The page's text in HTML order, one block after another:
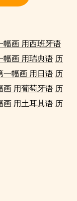
幅画 用西班牙语
幅画 用瑞典语 历
一幅画 用日语 历
画 用葡萄牙语 历
画 用土耳其语 历